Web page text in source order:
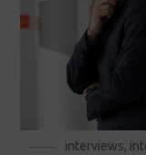
interviews,